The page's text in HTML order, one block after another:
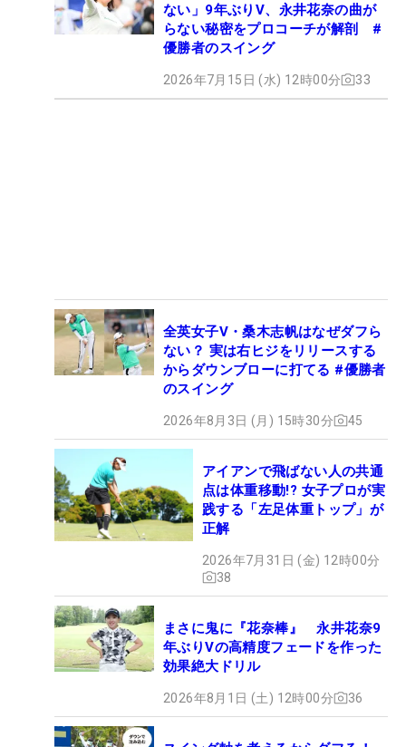
ない」9年ぶりV、永井花奈の曲が
らない秘密をプロコーチが解剖 #
優勝者のスイング
2026年7月15日 (水) 12時00分 33
全英女子V・桑木志帆はなぜダフら
ない？ 実は右ヒジをリリースする
からダウンブローに打てる #優勝者
のスイング
2026年8月3日 (月) 15時30分 45
アイアンで飛ばない人の共通
点は体重移動!? 女子プロが実
践する「左足体重トップ」が
正解
2026年7月31日 (金) 12時00分
38
まさに鬼に『花奈棒』 永井花奈9
年ぶりVの高精度フェードを作った
効果絶大ドリル
2026年8月1日 (土) 12時00分 36